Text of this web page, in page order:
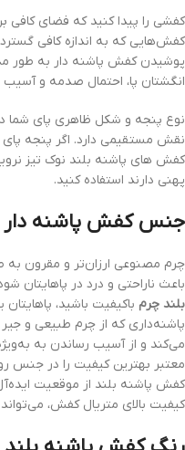
کفشی را پیدا کنید که فضای کافی
کفش‌هایی که به اندازه کافی
پوشیدن کفش پاشنه دار به طور
انگشتان پا، احتمال صدمه و
نوع پنجه و شکل ظاهری پای شما
نقش مستقیمی دارد. اگر پنجه
کفش های پاشنه بلند نوک تیز
پهنی دارند استفاده کنید.
جنس کفش پاشنه دار
چرم مصنوعی ارزان‌تر و مقرون
باعث ناراحتی و درد در پاهایتان
بلند چرم باکیفیت باشید،
پاشنه‌داری که از چرم طبیعی و
می‌کند و از آسیب رساندن به
معتبر بهترین کیفیت را در جنس
کفش پاشنه بلند از موقعیت
کیفیت بالای متریال کفش،